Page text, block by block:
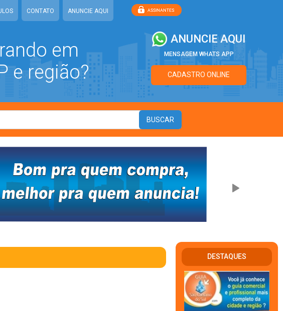
CONTATO ANUNCIE AQUI
em
e região?
ANUNCIE AQUI
MENSAGEM WHATS APP
CADASTRO ONLINE
DESTAQUES